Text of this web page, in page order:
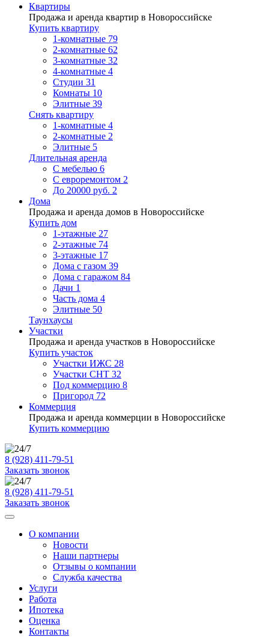
Квартиры
Продажа и аренда квартир в Новороссийске
Купить квартиру
1-комнатные 79
2-комнатные 62
3-комнатные 32
4-комнатные 4
Студии 31
Комнаты 10
Элитные 39
Снять квартиру
1-комнатные 4
2-комнатные 2
Элитные 5
Длительная аренда
С мебелью 6
С евроремонтом 2
До 20000 руб. 2
Дома
Продажа и аренда домов в Новороссийске
Купить дом
1-этажные 27
2-этажные 74
3-этажные 17
Дома с газом 39
Дома с гаражом 84
Дачи 1
Часть дома 4
Элитные 50
Таунхаусы
Участки
Продажа и аренда участков в Новороссийске
Купить участок
Участки ИЖС 28
Участки СНТ 32
Под коммерцию 8
Пригород 72
Коммерция
Продажа и аренда коммерции в Новороссийске
Купить коммерцию
8 (928) 411-79-51
Заказать звонок
8 (928) 411-79-51
Заказать звонок
О компании
Новости
Наши партнеры
Отзывы о компании
Служба качества
Услуги
Работа
Ипотека
Оценка
Контакты